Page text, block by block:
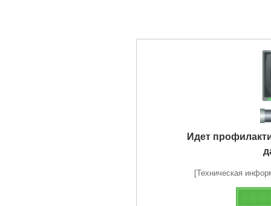
Идет
[Техническая